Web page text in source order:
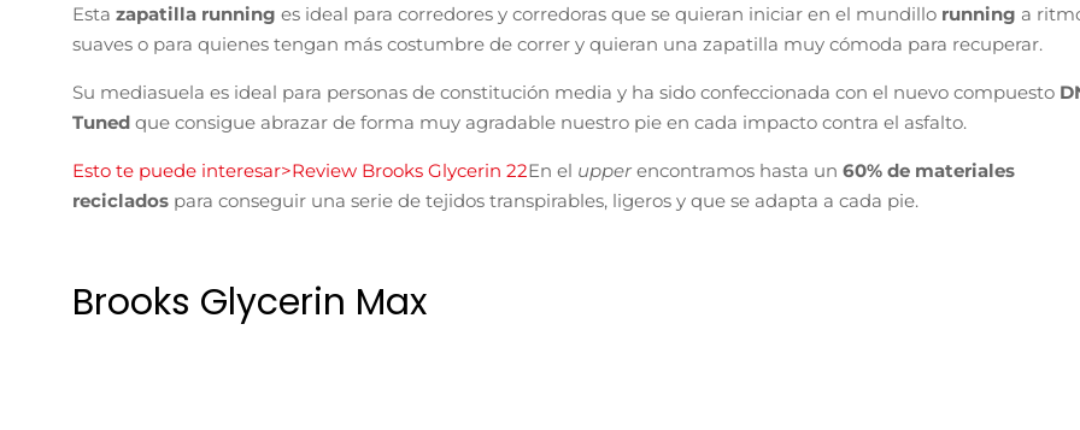
Esta zapatilla running es ideal para corredores y corredoras que se quieran iniciar en el mundillo running a
suaves o para quienes tengan más costumbre de correr y quieran una zapatilla muy cómoda para recuperar.
Su mediasuela es ideal para personas de constitución media y ha sido confeccionada con el nuevo compuesto
Tuned que consigue abrazar de forma muy agradable nuestro pie en cada impacto contra el asfalto.
Esto te puede interesar>Review Brooks Glycerin 22En el upperencontramos hasta un 60% de materiales
reciclados para conseguir una serie de tejidos transpirables, ligeros y que se adapta a cada pie.
Brooks Glycerin Max